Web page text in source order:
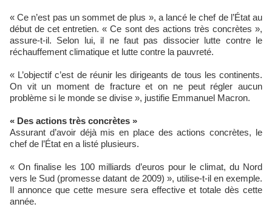
« Ce n’est pas un sommet de plus », a lancé le chef de l’État au
début de cet entretien. « Ce sont des actions très concrètes »,
assure-t-il. Selon lui, il ne faut pas dissocier lutte contre le
réchauffement climatique et lutte contre la pauvreté.
« L’objectif c’est de réunir les dirigeants de tous les continents.
On vit un moment de fracture et on ne peut régler aucun
problème si le monde se divise », justifie Emmanuel Macron.
« Des actions très concrètes »
Assurant d’avoir déjà mis en place des actions concrètes, le
chef de l’État en a listé plusieurs.
« On finalise les 100 milliards d’euros pour le climat, du Nord
vers le Sud (promesse datant de 2009) », utilise-t-il en exemple.
Il annonce que cette mesure sera effective et totale dès cette
année.